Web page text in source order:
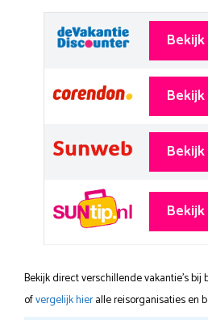
Bekijk direct verschillende vakantie's
ofvergelijk hieralle reisorganisaties en